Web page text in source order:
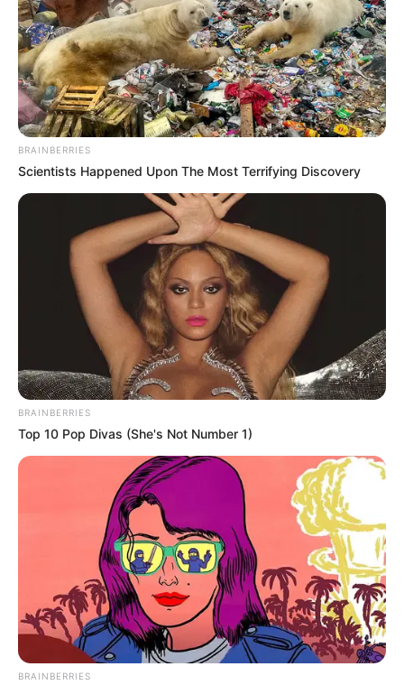
BRAINBERRIES
Scientists Happened Upon The Most Terrifying Discovery
BRAINBERRIES
Top 10 Pop Divas (She's Not Number 1)
BRAINBERRIES